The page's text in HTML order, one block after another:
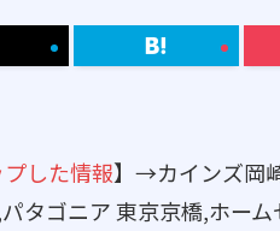
した情報】→カインズ岡
タゴニア 東京京橋,ホー